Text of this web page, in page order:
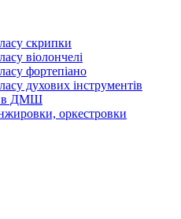
скрипки
віолончелі
фортепіано
духових інструментів
в ДМШ
оркестровки